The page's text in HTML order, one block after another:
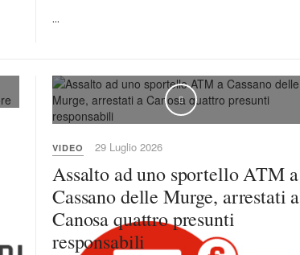
...
VIDEO 29 Luglio 2026
Assalto ad uno sportello ATM a
Cassano delle Murge, arrestati a
Canosa quattro presunti
responsabili